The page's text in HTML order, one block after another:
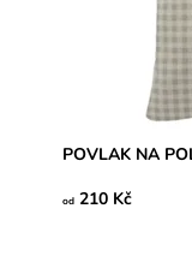
POVLAK NA
od 210 Kč